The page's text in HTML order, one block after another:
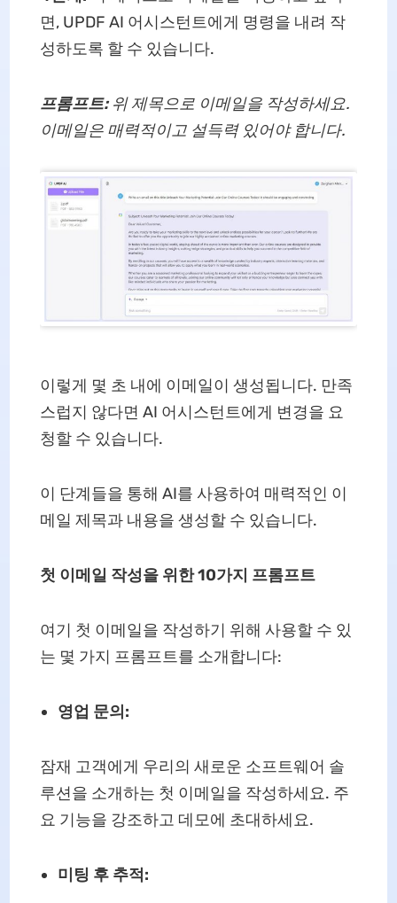
면, UPDF AI 어시스턴트에게 명령을 내려 작
성하도록 할 수 있습니다.
프롬프트:위 제목으로 이메일을 작성하세요.
이메일은 매력적이고 설득력 있어야 합니다.
이렇게 몇 초 내에 이메일이 생성됩니다. 만족
스럽지 않다면 AI 어시스턴트에게 변경을 요
청할 수 있습니다.
이 단계들을 통해 AI를 사용하여 매력적인 이
메일 제목과 내용을 생성할 수 있습니다.
첫 이메일 작성을 위한 10가지 프롬프트
여기 첫 이메일을 작성하기 위해 사용할 수 있
는 몇 가지 프롬프트를 소개합니다:
영업 문의:
잠재 고객에게 우리의 새로운 소프트웨어 솔
루션을 소개하는 첫 이메일을 작성하세요. 주
요 기능을 강조하고 데모에 초대하세요.
미팅 후 추적: